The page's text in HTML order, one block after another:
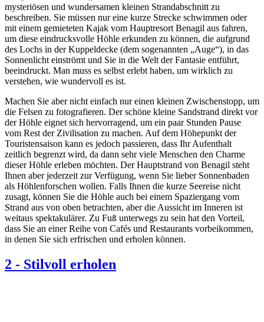
mysteriösen und wundersamen kleinen Strandabschnitt zu
beschreiben. Sie müssen nur eine kurze Strecke schwimmen oder
mit einem gemieteten Kajak vom Hauptresort Benagil aus fahren,
um diese eindrucksvolle Höhle erkunden zu können, die aufgrund
des Lochs in der Kuppeldecke (dem sogenannten „Auge“), in das
Sonnenlicht einströmt und Sie in die Welt der Fantasie entführt,
beeindruckt. Man muss es selbst erlebt haben, um wirklich zu
verstehen, wie wundervoll es ist.
Machen Sie aber nicht einfach nur einen kleinen Zwischenstopp, um
die Felsen zu fotografieren. Der schöne kleine Sandstrand direkt vor
der Höhle eignet sich hervorragend, um ein paar Stunden Pause
vom Rest der Zivilisation zu machen. Auf dem Höhepunkt der
Touristensaison kann es jedoch passieren, dass Ihr Aufenthalt
zeitlich begrenzt wird, da dann sehr viele Menschen den Charme
dieser Höhle erleben möchten. Der Hauptstrand von Benagil steht
Ihnen aber jederzeit zur Verfügung, wenn Sie lieber Sonnenbaden
als Höhlenforschen wollen. Falls Ihnen die kurze Seereise nicht
zusagt, können Sie die Höhle auch bei einem Spaziergang vom
Strand aus von oben betrachten, aber die Aussicht im Inneren ist
weitaus spektakulärer. Zu Fuß unterwegs zu sein hat den Vorteil,
dass Sie an einer Reihe von Cafés und Restaurants vorbeikommen,
in denen Sie sich erfrischen und erholen können.
2 - Stilvoll erholen